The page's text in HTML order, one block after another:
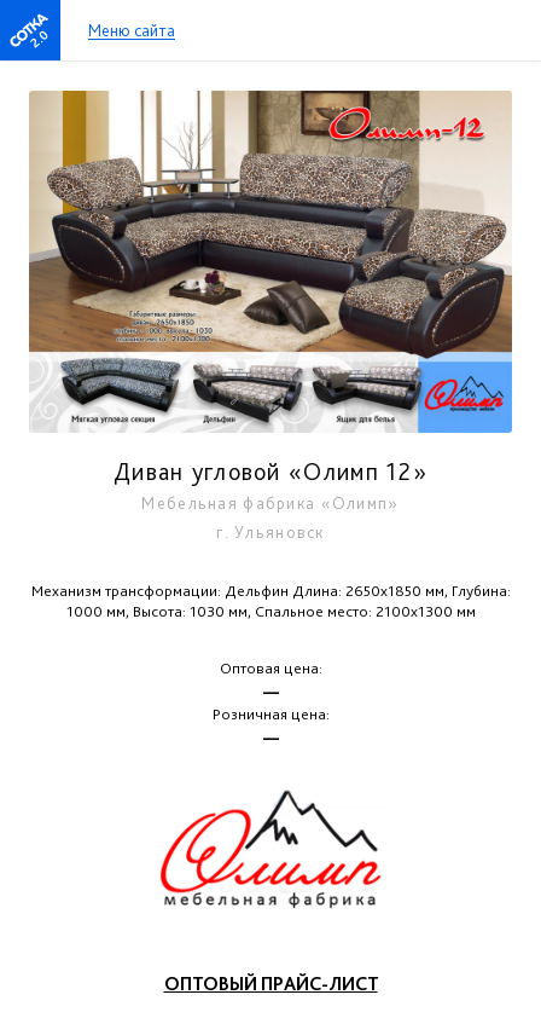
2.0 Меню сайта
Диван угловой «Олимп 12»
Мебельная фабрика «Олимп»
г. Ульяновск
Механизм трансформации: Дельфин Длина: 2650х1850 мм, Глубина:
1000 мм, Высота: 1030 мм, Спальное место: 2100х1300 мм
Оптовая цена:
—
Розничная цена:
—
ОПТОВЫЙ ПРАЙС-ЛИСТ